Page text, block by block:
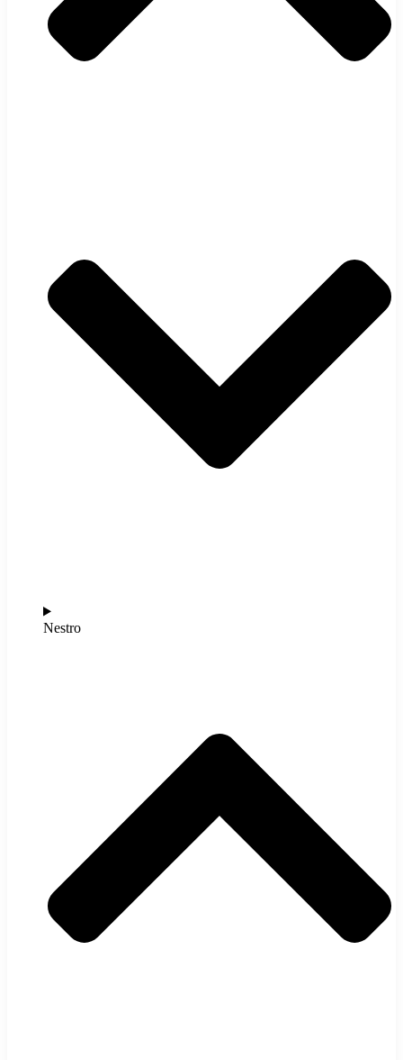
Nestro